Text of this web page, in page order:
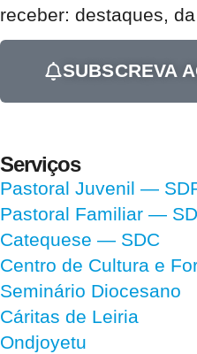
receber: destaques,
SUBSCREVA
Serviços
Pastoral Juvenil —
Pastoral Familiar —
Catequese — SDC
Centro de Cultura e
Seminário Diocesano
Cáritas de Leiria
Ondjoyetu